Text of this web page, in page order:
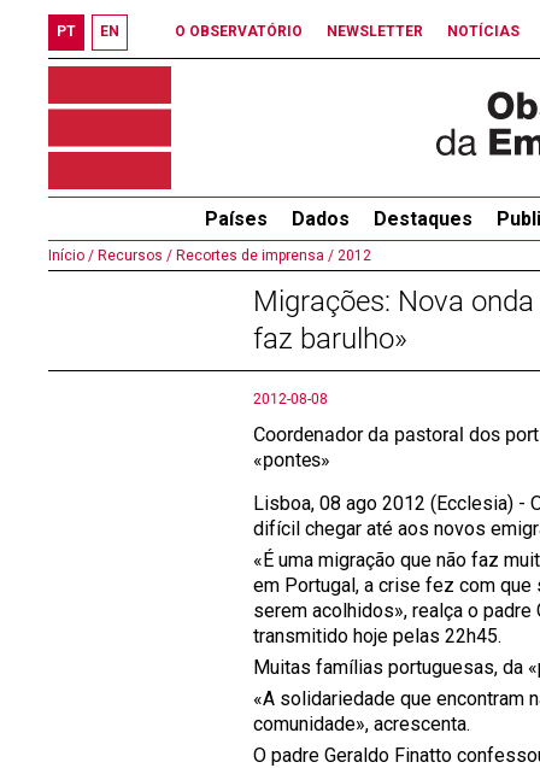
PT EN O OBSERVATÓRIO NEWSLETTER NOTÍCIAS
Países Dados Destaques
Início / Recursos / Recortes de imprensa / 2012
Migrações: Nova
faz barulho»
2012-08-08
Coordenador da pastoral dos
«pontes»
Lisboa, 08 ago 2012 (Ecclesia) -
difícil chegar até aos novos
«É uma migração que não faz
em Portugal, a crise fez com
serem acolhidos», realça o padre
transmitido hoje pelas 22h45.
Muitas famílias portuguesas, da
«A solidariedade que encontram
comunidade», acrescenta.
O padre Geraldo Finatto